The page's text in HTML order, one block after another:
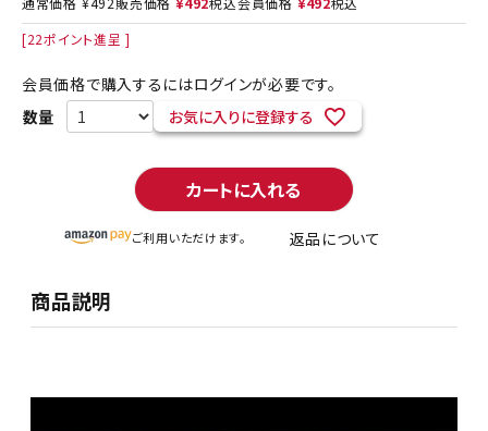
[22ポイント進呈 ]
会員価格で購入するにはログインが必要です。
お気に入りに登録する
カートに入れる
ご利用いただけます。 返品について
商品説明